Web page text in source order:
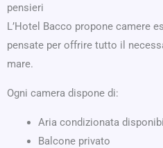
pensieri
L’Hotel Bacco propone camere
pensate per offrire tutto il
mare.
Ogni camera dispone di:
Aria condizionata
Balcone privato